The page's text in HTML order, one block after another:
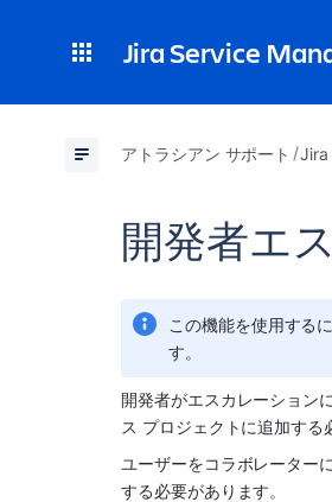
Jira Service
アトラシアン サポート Jira
開発者エ
この機能を使用する
す。
開発者がエスカレーション
ス プロジェクトに追加する
ユーザーをコラボレーター
する必要があります。